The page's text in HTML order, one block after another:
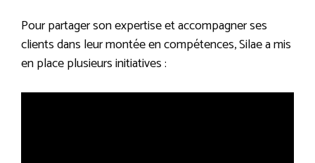
Pour partager son expertise et accompagner ses
clients dans leur montée en compétences, Silae a mis
en place plusieurs initiatives :